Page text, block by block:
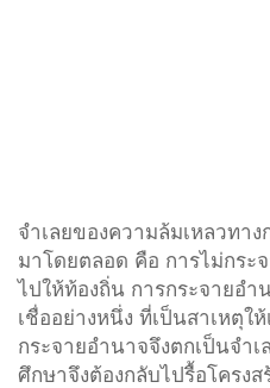
จําเลยของความล้มเหลวทา
มาโดยตลอด คือ การไม่กระ
ไปให้ท้องถิ่น การกระจายอำ
เชื่ออย่างหนึ่ง ที่เป็นสาเหตุใ
กระจายอำนาจจึงตกเป็นจำ
ศึกษาจึงต้องกลับไปรื้อโครงส